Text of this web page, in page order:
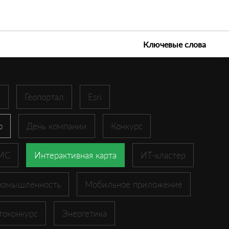
Ключевые слова
Геопортал Esri
День компании Конкурс
Интерактивная карта ИТ-кластер
Мобильное приложение
Энергетика